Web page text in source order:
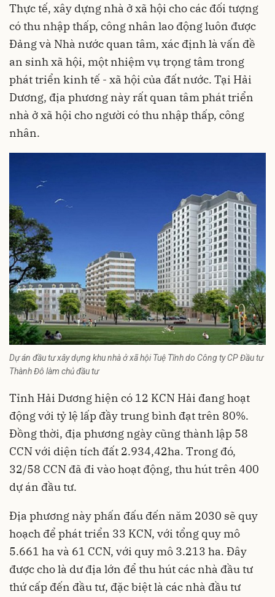
Thực tế, xây dựng nhà ở xã hội cho các đối tượng
có thu nhập thấp, công nhân lao động luôn được
Đảng và Nhà nước quan tâm, xác định là vấn đề
an sinh xã hội, một nhiệm vụ trọng tâm trong
phát triển kinh tế - xã hội của đất nước. Tại Hải
Dương, địa phương này rất quan tâm phát triển
nhà ở xã hội cho người có thu nhập thấp, công
nhân.
Dự án đầu tư xây dựng khu nhà ở xã hội Tuệ Tĩnh do Công ty CP Đầu tư
Thành Đô làm chủ đầu tư
Tỉnh Hải Dương hiện có 12 KCN Hải đang hoạt
động với tỷ lệ lấp đầy trung bình đạt trên 80%.
Đồng thời, địa phương ngày cũng thành lập 58
CCN với diện tích đất 2.934,42ha. Trong đó,
32/58 CCN đã đi vào hoạt động, thu hút trên 400
dự án đầu tư.
Địa phương này phấn đấu đến năm 2030 sẽ quy
hoạch để phát triển 33 KCN, với tổng quy mô
5.661 ha và 61 CCN, với quy mô 3.213 ha. Đây
được cho là dư địa lớn để thu hút các nhà đầu tư
thứ cấp đến đầu tư, đặc biệt là các nhà đầu tư